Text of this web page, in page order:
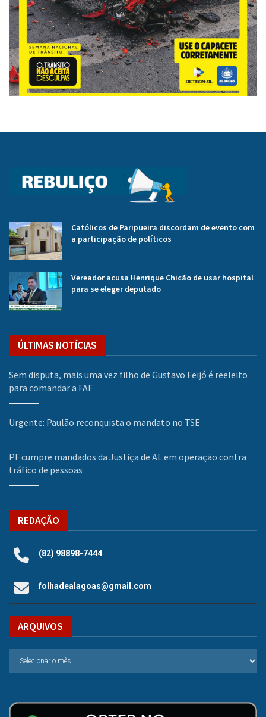
Católicos de Paripueira discordam de evento com
a participação de políticos
Vereador acusa Henrique Chicão de usar hospital
para se eleger deputado
ÚLTIMAS NOTÍCIAS
Sem disputa, mais uma vez filho de Gustavo Feijó é reeleito
para comandar a FAF
Urgente: Paulão reconquista o mandato no TSE
PF cumpre mandados da Justiça de AL em operação contra
tráfico de pessoas
REDAÇÃO
(82) 98898-7444
folhadealagoas@gmail.com
ARQUIVOS